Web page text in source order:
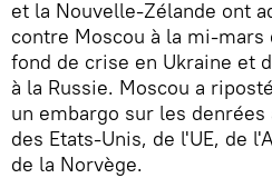
et la Nouvelle-Zélande ont
contre Moscou à la mi-
fond de crise en Ukraine et
à la Russie. Moscou a
un embargo sur les
des Etats-Unis, de l'UE, de
de la Norvège.